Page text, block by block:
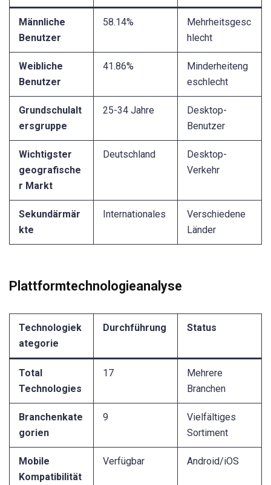
Männliche
Benutzer
58.14%
Mehrheitsgesc
hlecht
Weibliche
Benutzer
41.86%
Minderheiteng
eschlecht
Grundschulalt
ersgruppe
25-34 Jahre
Desktop-
Benutzer
Wichtigster
geografische
r Markt
Deutschland
Desktop-
Verkehr
Sekundärmär
kte
Internationales
Verschiedene
Länder
Plattformtechnologieanalyse
Technologiek
ategorie
Durchführung Status
Total
Technologies
17
Mehrere
Branchen
Branchenkate
gorien
9
Vielfältiges
Sortiment
Mobile
Kompatibilität
Verfügbar Android/iOS